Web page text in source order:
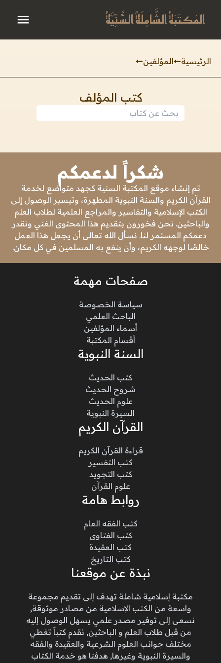
المَكتَبَةُ الشَّامِلَةُ السُّنِّيَّةُ
الرئيسية المؤلفين
كتب المؤلف
شكراً لدعمكم
تم إنشاء موقع المكتبة السنية كجهد متواضع لخدمة
القرآن الكريم والسنة النبوية المطهرة، وتيسير الوصول إلى
الكتب الإسلامية والتفاسير والمراجع العلمية لطلاب العلم
والباحثين. نحن فخورون بتقديم هذا المحتوى الغني ونقدر
دعمكم المستمر لنا. نسأل الله تعالى أن يجعل هذا العمل
خالصًا لوجهه الكريم، وأن ينفع به المسلمين في كل مكان.
صفحات مهمة
سياسة الخصوصة
الباحث العلمي
أسماء المؤلفين
أقسام المكتبة
السنة النبوية
كتب الحديث
شروح الحديث
علوم الحديث
السيرة النبوية
القرآن الكريم
قراءة القرآن الكريم
كتب التفسير
كتب التجويد
علوم القرآن
روابط هامة
كتب الفقه العام
كتب الفتاوى
كتب العقيدة
كتب التاريخ
نبذة عن موقعنا
مكتبة إسلامية شاملة تهدف إلى تقديم مجموعة
واسعة من الكتب الإسلامية من مصادر موثوقة,
نسعى إلى توفير مصدر علمي يسهل الوصول إليه
من قبل طلاب العلم و الباحثين, نقدم كتباً تغطي
مختلف جوانب العلوم الشرعية والعقيدة والفقه
والسيرة النبوية وغيرها, هدفنا هو خدمة الكتاب